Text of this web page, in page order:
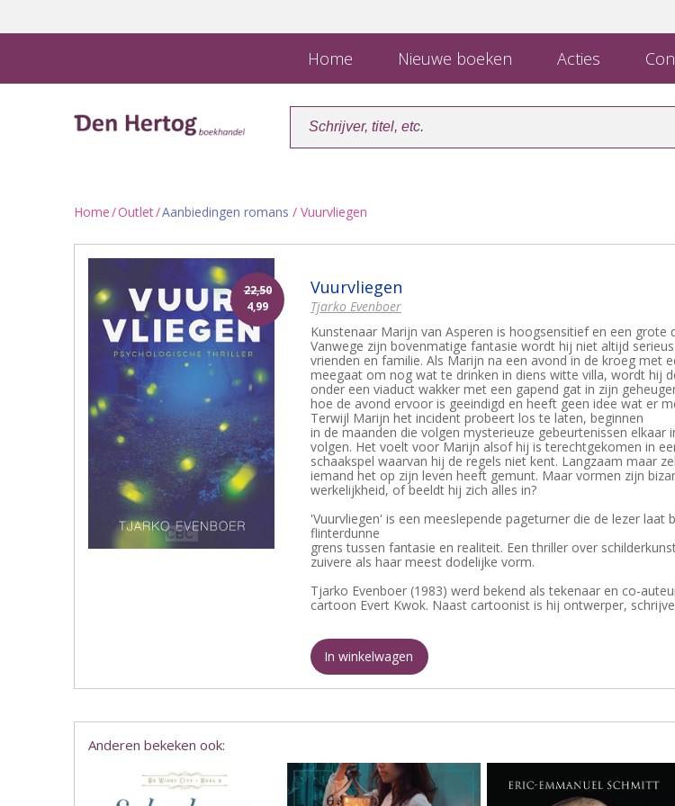
Home Nieuwe boeken Acties
Home/Outlet/Aanbiedingen romans / Vuurvliegen
22,50
4,99
Vuurvliegen
Tjarko Evenboer
Kunstenaar Marijn van Asperen is hoogsensitief en een grote
Vanwege zijn bovenmatige fantasie wordt hij niet altijd
vrienden en familie. Als Marijn na een avond in de kroeg met
meegaat om nog wat te drinken in diens witte villa, wordt hij
onder een viaduct wakker met een gapend gat in zijn
hoe de avond ervoor is geeindigd en heeft geen idee wat er
Terwijl Marijn het incident probeert los te laten, beginnen
in de maanden die volgen mysterieuze gebeurtenissen elkaar
volgen. Het voelt voor Marijn alsof hij is terechtgekomen in
schaakspel waarvan hij de regels niet kent. Langzaam maar
iemand het op zijn leven heeft gemunt. Maar vormen zijn
werkelijkheid, of beeldt hij zich alles in?
'Vuurvliegen' is een meeslepende pageturner die de lezer laat
flinterdunne
grens tussen fantasie en realiteit. Een thriller over
zuivere als haar meest dodelijke vorm.
Tjarko Evenboer (1983) werd bekend als tekenaar en co-
cartoon Evert Kwok. Naast cartoonist is hij ontwerper,
In winkelwagen
Anderen bekeken ook: